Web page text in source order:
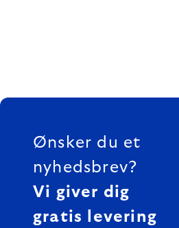
FOOTER
Ønsker du et
nyhedsbrev?
Vi giver dig
gratis levering